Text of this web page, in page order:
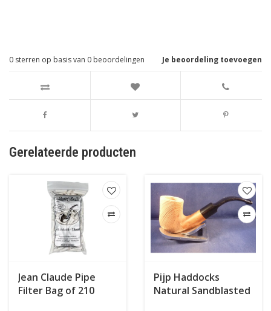
Je beoordeling toevoegen
0 sterren op basis van 0 beoordelingen
Gerelateerde producten
Jean Claude Pipe
Filter Bag of 210
Pijp Haddocks
Natural Sandblasted